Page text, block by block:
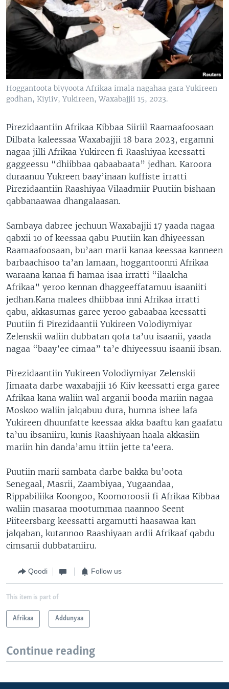
Hoggantoota biyyoota Afrikaa imala nagahaa gara Yukireen
godhan, Kiyiiv, Yukireen, Waxabajjii 15, 2023.
Pirezidaantiin Afrikaa Kibbaa Siiriil Raamaafoosaan
Dilbata kaleessaa Waxabajjii 18 bara 2023, ergamni
nagaa jilli Afrikaa Yukireen fi Raashiyaa keessatti
gaggeessu “dhiibbaa qabaabaata” jedhan. Karoora
duraanuu Yukreen baay’inaan kuffiste irratti
Pirezidaantiin Raashiyaa Vilaadmiir Puutiin bishaan
qabbanaawaa dhangalaasan.
Sambaya dabree jechuun Waxabajjii 17 yaada nagaa
qabxii 10 of keessaa qabu Puutiin kan dhiyeessan
Raamaafoosaan, bu’aan marii kanaa keessaa kanneen
barbaachisoo ta’an lamaan, hoggantoonni Afrikaa
waraana kanaa fi hamaa isaa irratti “ilaalcha
Afrikaa” yeroo kennan dhaggeeffatamuu isaaniiti
jedhan.Kana malees dhiibbaa inni Afrikaa irratti
qabu, akkasumas garee yeroo gabaabaa keessatti
Puutiin fi Pirezidaantii Yukireen Volodiymiyar
Zelenskii waliin dubbatan qofa ta’uu isaanii, yaada
nagaa “baay’ee cimaa” ta’e dhiyeessuu isaanii ibsan.
Pirezidaantiin Yukireen Volodiymiyar Zelenskii
Jimaata darbe waxabajjii 16 Kiiv keessatti erga garee
Afrikaa kana waliin wal arganii booda mariin nagaa
Moskoo waliin jalqabuu dura, humna ishee lafa
Yukireen dhuunfatte keessaa akka baaftu kan gaafatu
ta’uu ibsaniiru, kunis Raashiyaan haala akkasiin
mariin hin danda’amu ittiin jette ta’eera.
Puutiin marii sambata darbe bakka bu’oota
Senegaal, Masrii, Zaambiyaa, Yugaandaa,
Rippabiliika Koongoo, Koomoroosii fi Afrikaa Kibbaa
waliin masaraa mootummaa naannoo Seent
Piiteersbarg keessatti argamutti haasawaa kan
jalqaban, kutannoo Raashiyaan ardii Afrikaaf qabdu
cimsanii dubbataniiru.
Qoodi Follow us
This item is part of
Afrikaa Addunyaa
Continue reading